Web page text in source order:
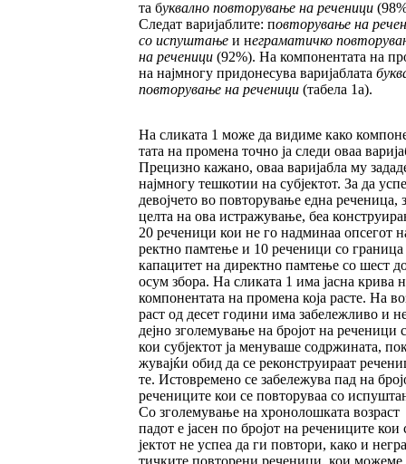
та буквално повторување на реченици
Следат варијаблите: повторување на
со испуштање и неграматичко
на реченици (92%). На компо­нен­та­та на
на најмногу придонесува варијаб­ла­та
повторување на реченици (та­бе­ла 1а).
На сли­ка­та 1 може да видиме како
тата на про­мена точно ја следи оваа
Пре­­циз­но кажано, оваа варијабла му
нај­многу тешкотии на субјектот. За да
девојчето во повторување една рече­ни­ца,
цел­та на ова истражување, беа
20 реченици кои не го надминаа оп­се­гот
ректно памтење и 10 реченици со граница
ка­па­цитет на директно памтење со шест
осум збора. На сликата 1 има јас­на крива
ком­понентата на промена која рас­те. На
раст од десет години има забележ­ли­во и
деј­но зголемување на бројот на рече­ни­ци
кои субјектот ја менуваше содржи­на­та,
жу­вајќи обид да се реконструираат
те. Истовремено се забележува пад на
речениците кои се повторуваа со
Со зголемување на хронолошката возраст
падот е јасен по бројот на речениците
јектот не успеа да ги повтори, како и